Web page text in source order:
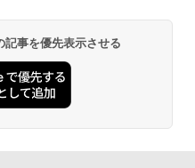
事を優先表示させる